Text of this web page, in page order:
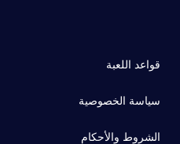
قواعد اللعبة
سياسة الخصوصية
الشروط والأحكام